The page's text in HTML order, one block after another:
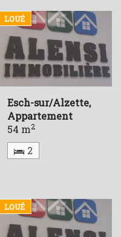
LOUÉ
Esch-sur/Alzette,
Appartement
54 m2
2
LOUÉ